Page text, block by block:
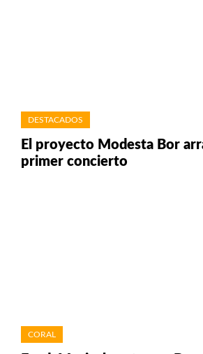
DESTACADOS
El proyecto Modesta Bor
primer concierto
CORAL